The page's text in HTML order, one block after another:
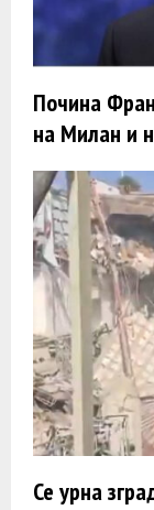
Почина
на Милан и
Се урна